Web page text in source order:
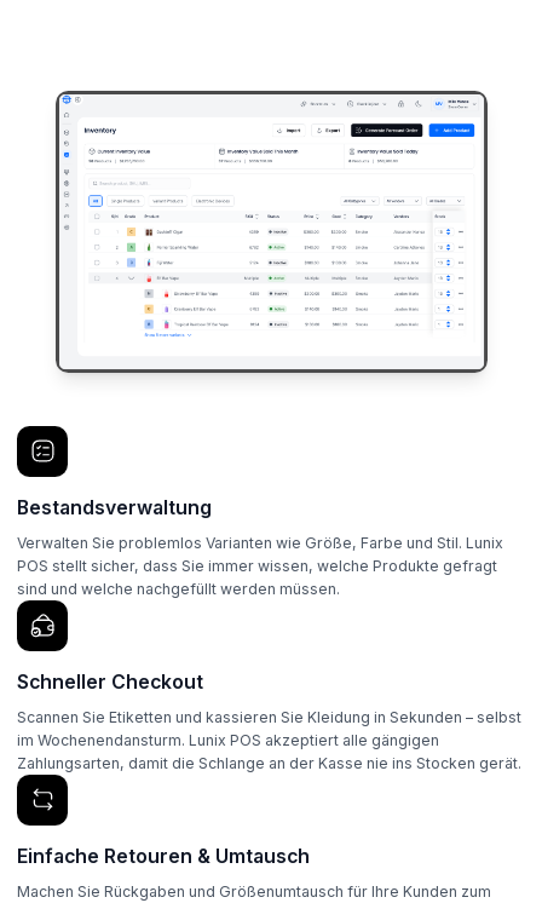
Bestandsverwaltung
Verwalten Sie problemlos Varianten wie Größe, Farbe und Stil. Lunix
POS stellt sicher, dass Sie immer wissen, welche Produkte gefragt
sind und welche nachgefüllt werden müssen.
Schneller Checkout
Scannen Sie Etiketten und kassieren Sie Kleidung in Sekunden – selbst
im Wochenendansturm. Lunix POS akzeptiert alle gängigen
Zahlungsarten, damit die Schlange an der Kasse nie ins Stocken gerät.
Einfache Retouren & Umtausch
Machen Sie Rückgaben und Größenumtausch für Ihre Kunden zum